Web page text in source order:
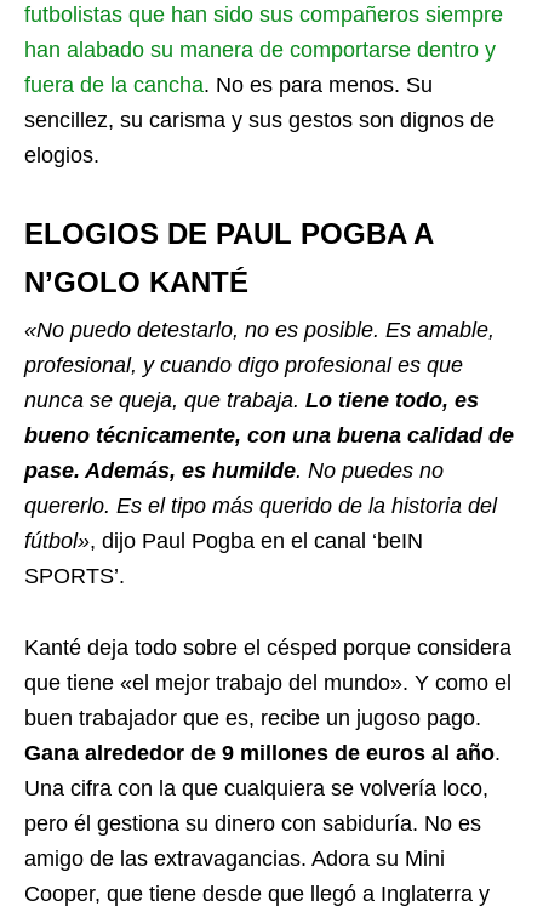
futbolistas que han sido sus compañeros siempre
han alabado su manera de comportarse dentro y
fuera de la cancha. No es para menos. Su
sencillez, su carisma y sus gestos son dignos de
elogios.
ELOGIOS DE PAUL POGBA A
N’GOLO KANTÉ
«No puedo detestarlo, no es posible. Es amable,
profesional, y cuando digo profesional es que
nunca se queja, que trabaja. Lo tiene todo, es
bueno técnicamente, con una buena calidad de
pase. Además, es humilde. No puedes no
quererlo. Es el tipo más querido de la historia del
fútbol», dijo Paul Pogba en el canal ‘beIN
SPORTS’.
Kanté deja todo sobre el césped porque considera
que tiene «el mejor trabajo del mundo». Y como el
buen trabajador que es, recibe un jugoso pago.
Gana alrededor de 9 millones de euros al año.
Una cifra con la que cualquiera se volvería loco,
pero él gestiona su dinero con sabiduría. No es
amigo de las extravagancias. Adora su Mini
Cooper, que tiene desde que llegó a Inglaterra y